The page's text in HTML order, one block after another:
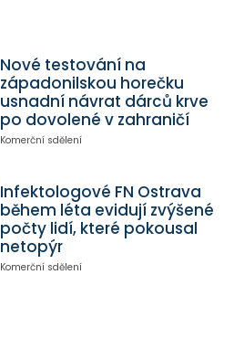
Nové testování na
západonilskou horečku
usnadní návrat dárců krve
po dovolené v zahraničí
Komerční sdělení
Infektologové FN Ostrava
během léta evidují zvýšené
počty lidí, které pokousal
netopýr
Komerční sdělení